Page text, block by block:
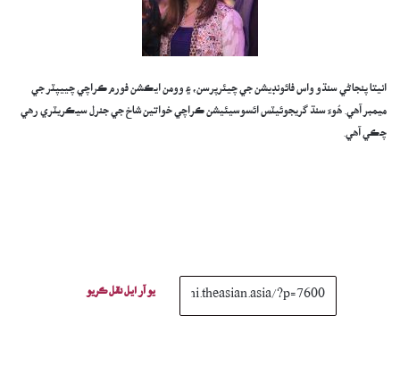
انيتا پنجاڻي سنڌو واس فائونڊيشن جي چيئرپرسن، ۽ وومن ايڪشن فورم ڪراچي چييپٽر جي
ميمبر آهي. ھُوءَ سنڌ گريجوئيٽس ائسوسيئيشن ڪراچي خواتين شاخ جي جنرل سيڪريٽري رهي
چڪي آهي.
يو آر ايل نقل ڪريو